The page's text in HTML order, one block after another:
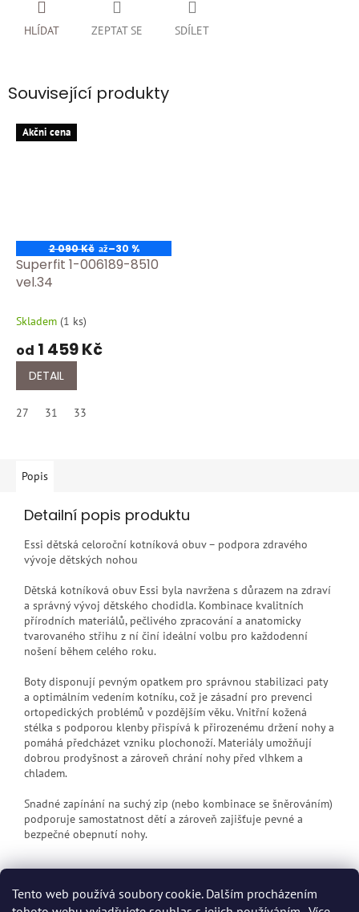
Tento web používá soubory cookie. Dalším procházením
ZEPTAT SE
HLÍDAT SDÍLET
Související produkty
Akčni cena
2 090 Kč až–30 %
Superfit 1-006189-8510
vel.34
Skladem (1 ks)
od 1 459 Kč
DETAIL
27 31 33
Popis
Detailní popis produktu
Essi dětská celoroční kotníková obuv – podpora zdravého
vývoje dětských nohou
Dětská kotníková obuv Essi byla navržena s důrazem na zdraví
a správný vývoj dětského chodidla. Kombinace kvalitních
přírodních materiálů, pečlivého zpracování a anatomicky
tvarovaného střihu z ní činí ideální volbu pro každodenní
nošení během celého roku.
Boty disponují pevným opatkem pro správnou stabilizaci paty
a optimálním vedením kotníku, což je zásadní pro prevenci
ortopedických problémů v pozdějším věku. Vnitřní kožená
stélka s podporou klenby přispívá k přirozenému držení nohy a
pomáhá předcházet vzniku plochonoží. Materiály umožňují
dobrou prodyšnost a zároveň chrání nohy před vlhkem a
chladem.
Snadné zapínání na suchý zip (nebo kombinace se šněrováním)
podporuje samostatnost dětí a zároveň zajišťuje pevné a
bezpečné obepnutí nohy.